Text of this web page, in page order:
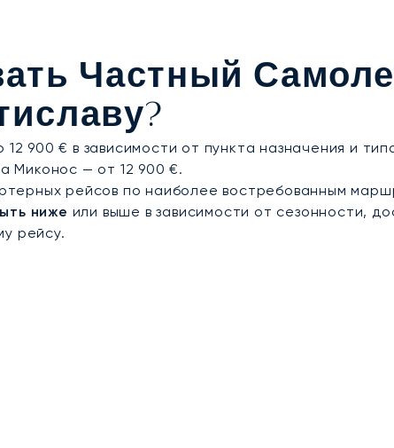
подтверждённую сертификатом
Европе и за её пределами. В Братиславе это
поместья по Малокарпатскому
Частный
900 € в зависимости от пункта назначения и
Миконос — от 12 900 €.
рейсов по наиболее востребованным
ниже или выше в зависимости от сезонности,
рейсу.